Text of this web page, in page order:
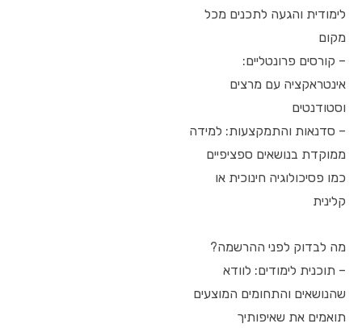
לימודית והגעה לתכנים מכל
מקום
– קורסים פרונטליים:
אינטראקציה עם מרצים
וסטודנטים
– סדנאות והתמקצעות: למידה
ממוקדת בנושאים ספציפיים
כמו פסיכולוגיה חינוכית או
קלינית
מה לבדוק לפני ההרשמה?
– תוכנית לימודים: לוודא
שהנושאים והתחומים המוצעים
תואמים את שאיפותיך